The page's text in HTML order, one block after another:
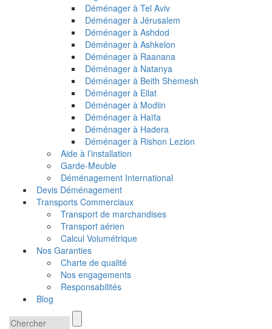
Déménager à Tel Aviv
Déménager à Jérusalem
Déménager à Ashdod
Déménager à Ashkelon
Déménager à Raanana
Déménager à Natanya
Déménager à Beith Shemesh
Déménager à Eilat
Déménager à Modiin
Déménager à Haïfa
Déménager à Hadera
Déménager à Rishon Lezion
Aide à l’installation
Garde-Meuble
Déménagement International
Devis Déménagement
Transports Commerciaux
Transport de marchandises
Transport aérien
Calcul Volumétrique
Nos Garanties
Charte de qualité
Nos engagements
Responsabilités
Blog